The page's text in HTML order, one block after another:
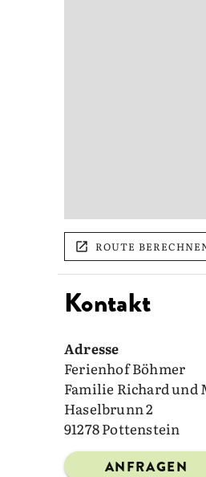
ROUTE
Kontakt
Adresse
Ferienhof Böhmer
Familie Richard und
Haselbrunn 2
91278 Pottenstein
ANFRAGEN